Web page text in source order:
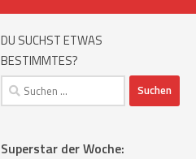
DU SUCHST ETWAS
BESTIMMTES?
Suchen
nach:
Superstar der Woche: